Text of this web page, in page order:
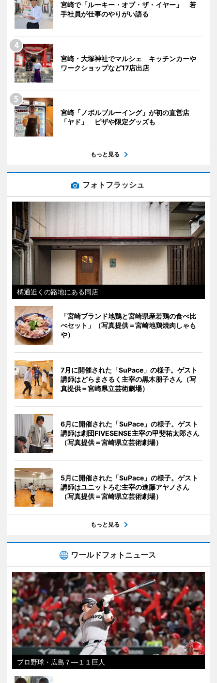
宮崎で「ルーキー・オブ・ザ・イヤー」 若
手社員が仕事のやりがい語る
宮崎・大塚神社でマルシェ キッチンカーや
ワークショップなど17店出店
宮崎「ノボルブルーイング」が初の直営店
「ヤド」 ピザや限定グッズも
もっと見る
フォトフラッシュ
橘通近くの路地にある同店
「宮崎ブランド地鶏と宮崎県産若鶏の食べ比
べセット」（写真提供＝宮崎地鶏焼肉しゃも
や）
7月に開催された「SuPace」の様子。ゲスト
講師はどらまさるく主宰の黒木朋子さん（写
真提供＝宮崎県立芸術劇場）
6月に開催された「SuPace」の様子。ゲスト
講師は劇団FIVESENSE主宰の甲斐祐太郎さん
（写真提供＝宮崎県立芸術劇場）
5月に開催された「SuPace」の様子。ゲスト
講師はユニットろむ主宰の進藤アヤノさん
（写真提供＝宮崎県立芸術劇場）
もっと見る
ワールドフォトニュース
プロ野球・広島７―１１巨人